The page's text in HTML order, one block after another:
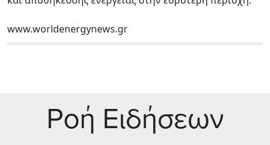
www.worldenergynews.gr
Ρoή Ειδήσεων